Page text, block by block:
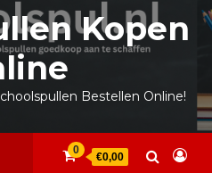
Kopen
Bestellen Online!
0
€0,00